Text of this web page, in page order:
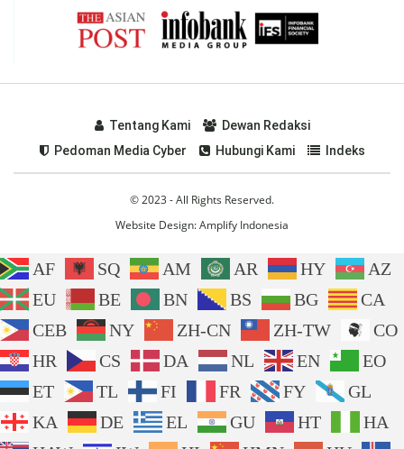
Tentang Kami
Dewan Redaksi
Pedoman Media Cyber
Hubungi Kami Indeks
© 2023 - All Rights Reserved.
Website Design:Amplify Indonesia
AF SQ AM AR HY
AZ
EU
BE BN BS BG
CA
CEB
NY ZH-CN ZH-TW
CO
HR
CS DA NL EN
EO
ET
TL FI FR FY
GL
KA
DE EL GU HT
HA